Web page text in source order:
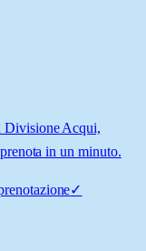
Divisione Acqui,
in un minuto.
✓